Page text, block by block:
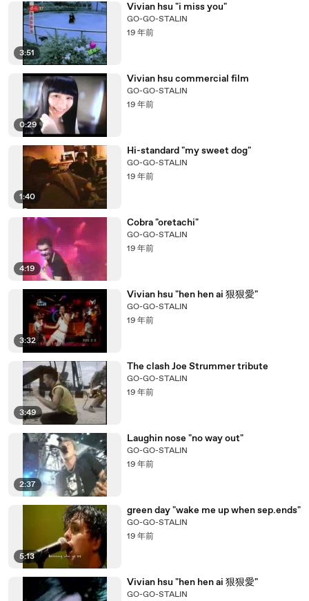
3:51
Vivian hsu "i miss you"
GO-GO-STALIN
19 年前
0:29
Vivian hsu commercial film
GO-GO-STALIN
19 年前
1:40
Hi-standard "my sweet dog"
GO-GO-STALIN
19 年前
4:19
Cobra "oretachi"
GO-GO-STALIN
19 年前
3:32
Vivian hsu "hen hen ai 狠狠愛"
GO-GO-STALIN
19 年前
3:49
The clash Joe Strummer tribute
GO-GO-STALIN
19 年前
2:37
Laughin nose "no way out"
GO-GO-STALIN
19 年前
5:13
green day "wake me up when sep.ends"
GO-GO-STALIN
19 年前
Vivian hsu "hen hen ai 狠狠愛"
GO-GO-STALIN